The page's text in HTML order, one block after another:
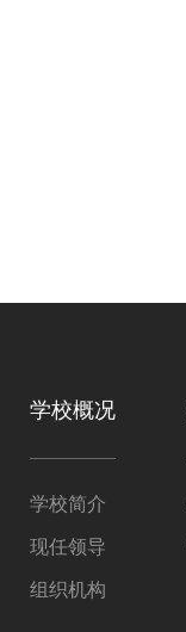
学校概况
学校简介
现任领导
组织机构